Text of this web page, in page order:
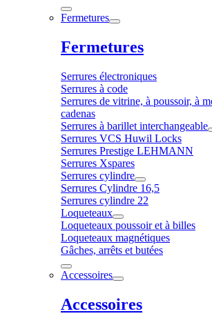
Fermetures
Fermetures
Serrures électroniques
Serrures à code
Serrures de vitrine, à poussoir, à
cadenas
Serrures à barillet interchangeable
Serrures VCS Huwil Locks
Serrures Prestige LEHMANN
Serrures Xspares
Serrures cylindre
Serrures Cylindre 16,5
Serrures cylindre 22
Loqueteaux
Loqueteaux poussoir et à billes
Loqueteaux magnétiques
Gâches, arrêts et butées
Accessoires
Accessoires